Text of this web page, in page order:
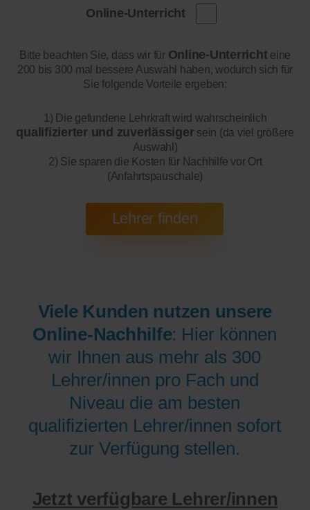
Online-Unterricht
Bitte beachten Sie, dass wir für Online-Unterrichteine
200 bis 300 mal bessere Auswahl haben, wodurch sich für
Sie folgende Vorteile ergeben:
1) Die gefundene Lehrkraft wird wahrscheinlich
qualifizierter und zuverlässigersein (da viel größere
Auswahl)
2) Sie sparen die Kosten für Nachhilfe vor Ort
(Anfahrtspauschale)
Viele Kunden nutzen unsere
Online-Nachhilfe: Hier können
wir Ihnen aus mehr als 300
Lehrer/innen pro Fach und
Niveau die am besten
qualifizierten Lehrer/innen sofort
zur Verfügung stellen.
Jetzt verfügbare Lehrer/innen